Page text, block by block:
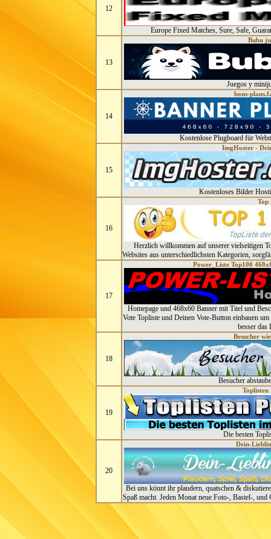
12
Europe Fixed Matches, Sure, Safe,
13
Bubu
Juegos y
14
bons-
Kostenlose Plugboard für
15
ImgHoster -
Kostenloses Bilder
16
Top
Herzlich willkommen auf unserer vielseitigen
Websites aus unterschiedlichsten Kategorien,
17
Power_Liste Top100
Homepage und 468x60 Banner mit Titel und
Vote Topliste und Deinen Vote-Button einbauen
besser das
18
Besucher
Besucher
19
Toplisten
Die besten
20
Dein-
Bei uns könnt ihr plaudern, quatschen &
Spaß macht. Jeden Monat neue Foto-, Bastel-,